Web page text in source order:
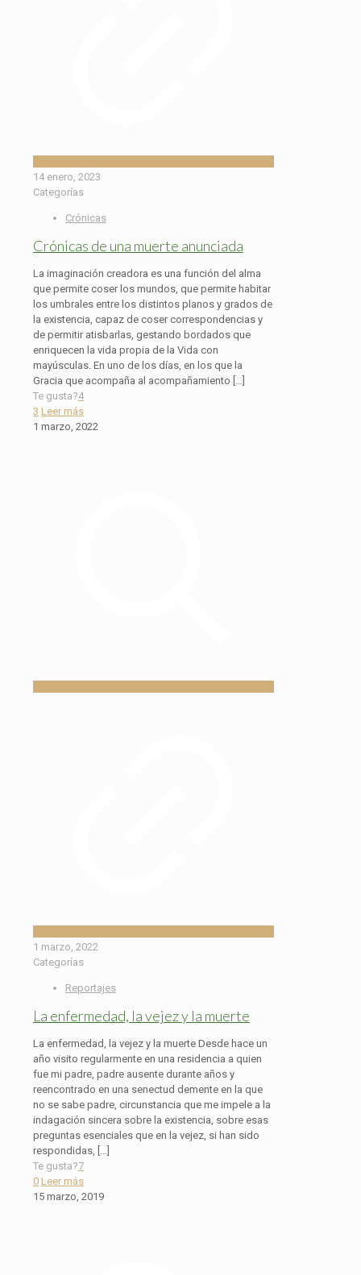
14 enero, 2023
Categorías
Crónicas
Crónicas de una muerte anunciada
La imaginación creadora es una función del alma
que permite coser los mundos, que permite habitar
los umbrales entre los distintos planos y grados de
la existencia, capaz de coser correspondencias y
de permitir atisbarlas, gestando bordados que
enriquecen la vida propia de la Vida con
mayúsculas. En uno de los días, en los que la
Gracia que acompaña al acompañamiento […]
Te gusta?4
3 Leer más
1 marzo, 2022
1 marzo, 2022
Categorías
Reportajes
La enfermedad, la vejez y la muerte
La enfermedad, la vejez y la muerte Desde hace un
año visito regularmente en una residencia a quien
fue mi padre, padre ausente durante años y
reencontrado en una senectud demente en la que
no se sabe padre, circunstancia que me impele a la
indagación sincera sobre la existencia, sobre esas
preguntas esenciales que en la vejez, si han sido
respondidas,
Te gusta?7
0 Leer más
15 marzo, 2019